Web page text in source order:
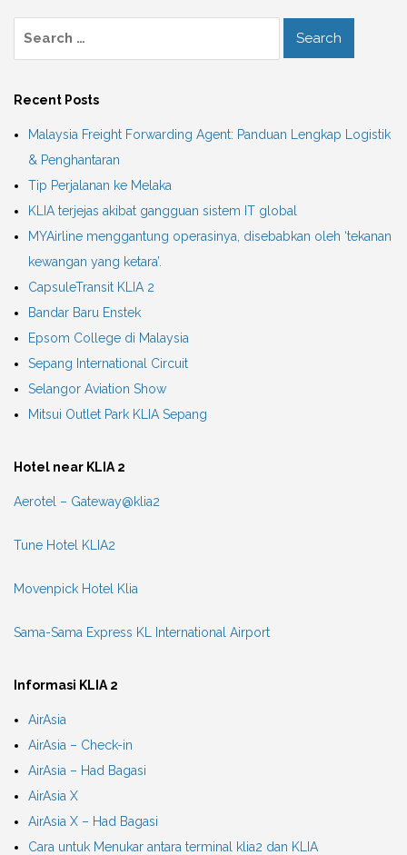
Recent Posts
Malaysia Freight Forwarding Agent: Panduan Lengkap Logistik
& Penghantaran
Tip Perjalanan ke Melaka
KLIA terjejas akibat gangguan sistem IT global
MYAirline menggantung operasinya, disebabkan oleh ‘tekanan
kewangan yang ketara’.
CapsuleTransit KLIA 2
Bandar Baru Enstek
Epsom College di Malaysia
Sepang International Circuit
Selangor Aviation Show
Mitsui Outlet Park KLIA Sepang
Hotel near KLIA 2
Aerotel – Gateway@klia2
Tune Hotel KLIA2
Movenpick Hotel Klia
Sama-Sama Express KL International Airport
Informasi KLIA 2
AirAsia
AirAsia – Check-in
AirAsia – Had Bagasi
AirAsia X
AirAsia X – Had Bagasi
Cara untuk Menukar antara terminal klia2 dan KLIA